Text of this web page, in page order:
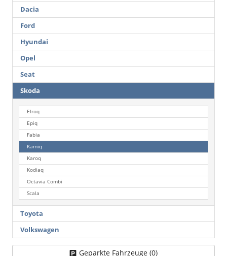
Dacia
Ford
Hyundai
Opel
Seat
Skoda
Elroq
Epiq
Fabia
Kamiq
Karoq
Kodiaq
Octavia Combi
Scala
Toyota
Volkswagen
Geparkte Fahrzeuge (0)